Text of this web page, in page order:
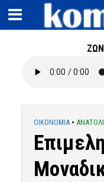
OIKONOMIA •